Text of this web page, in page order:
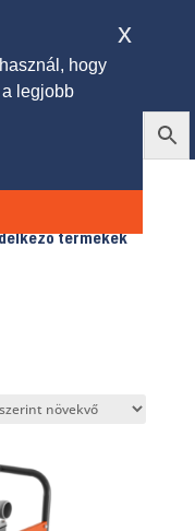
termékek
hogy
legjobb
x